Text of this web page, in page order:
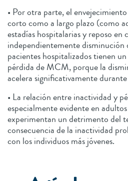
• Por otra parte, el
corto como a largo plazo (como
estadías hospitalarias y reposo en
independientemente disminución
pacientes hospitalizados tienen
pérdida de MCM, porque la
acelera significativamente
• La relación entre inactividad y
especialmente evidente en
experimentan un detrimento del
consecuencia de la inactividad
con los individuos más jóvenes.